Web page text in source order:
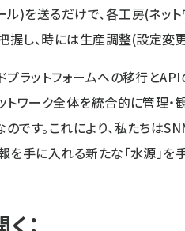
)を送るだけで、各工房(ネッ
握し、時には生産調整(設定変
プラットフォームへの移行と
トワーク全体を統合的に管理・
です。これにより、私たちは
を手に入れる新たな「水源」を
：